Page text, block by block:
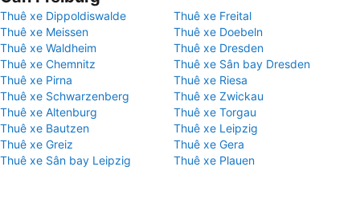
Thuê xe Dippoldiswalde
Thuê xe Freital
Thuê xe Meissen
Thuê xe Doebeln
Thuê xe Waldheim
Thuê xe Dresden
Thuê xe Chemnitz
Thuê xe Sân bay Dresden
Thuê xe Pirna
Thuê xe Riesa
Thuê xe Schwarzenberg
Thuê xe Zwickau
Thuê xe Altenburg
Thuê xe Torgau
Thuê xe Bautzen
Thuê xe Leipzig
Thuê xe Greiz
Thuê xe Gera
Thuê xe Sân bay Leipzig
Thuê xe Plauen